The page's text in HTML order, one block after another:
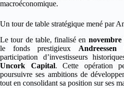
macroéconomique.
Un tour de table stratégique mené par
Le tour de table, finalisé en novembre
le fonds prestigieux Andreessen
participation d’investisseurs
Uncork Capital. Cette opération
poursuivre ses ambitions de
tout en consolidant sa position sur ses